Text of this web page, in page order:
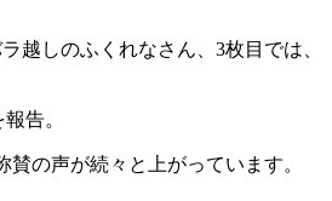
越しのふくれなさん、3枚目では、
告。
の声が続々と上がっています。